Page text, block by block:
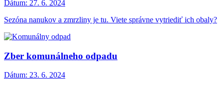
Dátum: 27. 6. 2024
Sezóna nanukov a zmrzliny je tu. Viete správne vytriediť ich obaly?
Zber komunálneho odpadu
Dátum: 23. 6. 2024